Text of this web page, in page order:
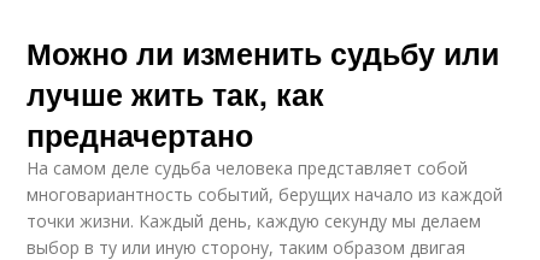
Можно ли изменить судьбу или
лучше жить так, как
предначертано
На самом деле судьба человека представляет собой
многовариантность событий, берущих начало из каждой
точки жизни. Каждый день, каждую секунду мы делаем
выбор в ту или иную сторону, таким образом двигая